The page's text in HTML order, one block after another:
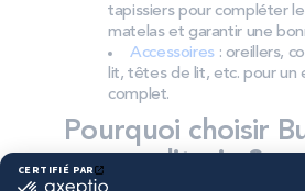
tapissiers pour compléter
matelas et garantir une
Accessoires: oreillers,
lit, têtes de lit, etc. pour un
complet.
Pourquoi choisir
comme literie ?